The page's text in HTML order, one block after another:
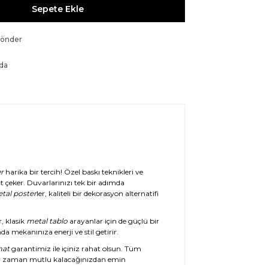
Sepete Ekle
harika bir tercih! Özel baskı teknikleri ve
Duvarlarınızı tek bir adımda
posterler, kaliteli bir dekorasyon alternatifi
klasik metal tabloarayanlar için de güçlü bir
mekanınıza enerji ve stil getirir.
garantimiz ile içiniz rahat olsun. Tüm
mutlu kalacağınızdan emin